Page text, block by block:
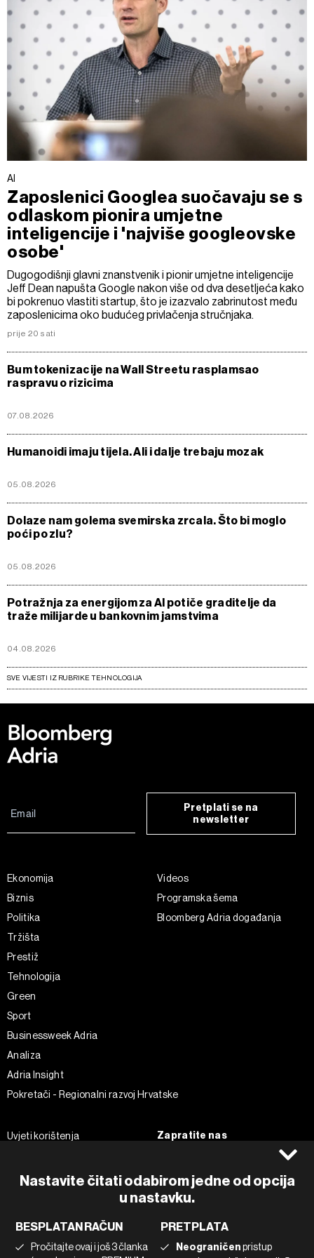
AI
Zaposlenici Googlea suočavaju se s
odlaskom pionira umjetne
inteligencije i 'najviše googleovske
osobe'
Dugogodišnji glavni znanstvenik i pionir umjetne inteligencije
Jeff Dean napušta Google nakon više od dva desetljeća kako
bi pokrenuo vlastiti startup, što je izazvalo zabrinutost među
zaposlenicima oko budućeg privlačenja stručnjaka.
prije 20 sati
Bum tokenizacije na Wall Streetu rasplamsao
raspravu o rizicima
07.08.2026
Humanoidi imaju tijela. Ali i dalje trebaju mozak
05.08.2026
Dolaze nam golema svemirska zrcala. Što bi moglo
poći po zlu?
05.08.2026
Potražnja za energijom za AI potiče graditelje da
traže milijarde u bankovnim jamstvima
04.08.2026
SVE VIJESTI IZ RUBRIKE TEHNOLOGIJA
Nastavite čitati odabirom jedne od opcija
u nastavku.
BESPLATAN RAČUN
Pročitajte ovaj i još 3 članka
PRETPLATA
Neograničenpristup
Pretplati se na
newsletter
Ekonomija
Biznis
Politika
Tržišta
Prestiž
Tehnologija
Green
Sport
Businessweek Adria
Analiza
Adria Insight
Pokretači - Regionalni razvoj Hrvatske
Videos
Programska šema
Bloomberg Adria događanja
Uvjeti korištenja
Politika kolačića
Korištenje umjetne inteligencije
Zapratite nas
Instagram
Twitter
Tiktok